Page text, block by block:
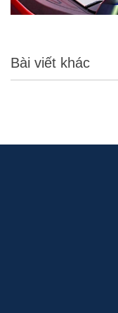
Bài viết khác